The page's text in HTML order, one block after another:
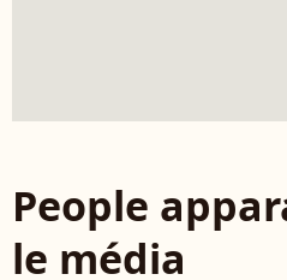
People
le média